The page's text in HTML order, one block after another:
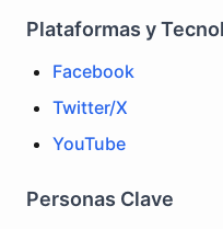
Plataformas y
Facebook
Twitter/X
YouTube
Personas Clave